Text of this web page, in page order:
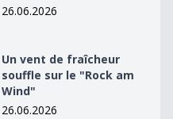
26.06.2026
sur le &quot;Rock am
Un vent de fraîcheur
souffle sur le "Rock am
Wind"
26.06.2026